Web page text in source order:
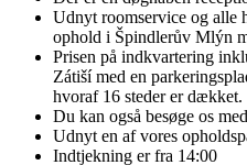
Udnyt roomservice og alle
ophold i Špindlerův Mlýn
Prisen på indkvartering
Zátiší med en
hvoraf 16 steder er dækket.
Du kan også besøge os
Udnyt en af ​​vores
Indtjekning er fra 14:00